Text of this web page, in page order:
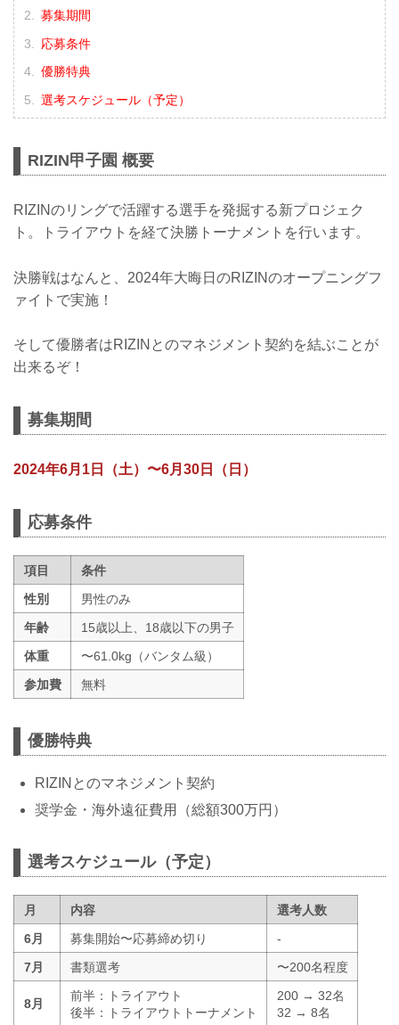
募集期間
応募条件
優勝特典
選考スケジュール（予定）
RIZIN甲子園 概要
RIZINのリングで活躍する選手を発掘する新プロジェク
ト。トライアウトを経て決勝トーナメントを行います。
決勝戦はなんと、2024年大晦日のRIZINのオープニングフ
ァイトで実施！
そして優勝者はRIZINとのマネジメント契約を結ぶことが
出来るぞ！
募集期間
2024年6月1日（土）〜6月30日（日）
応募条件
項目
条件
性別
男性のみ
年齢
15歳以上、18歳以下の男子
体重
〜61.0kg（バンタム級）
参加費
無料
優勝特典
RIZINとのマネジメント契約
奨学⾦・海外遠征費⽤（総額300万円）
選考スケジュール（予定）
月 内容
選考人数
6月
募集開始〜応募締め切り
-
7月
書類選考 〜200名程度
8月
前半：トライアウト
後半：トライアウトトーナメント
200 → 32名
32 → 8名